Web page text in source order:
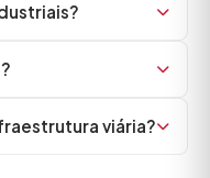
viária?